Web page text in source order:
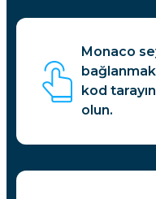
Monaco
kod
olun.